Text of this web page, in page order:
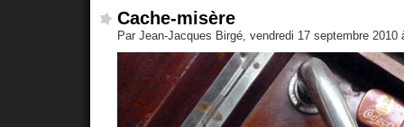
Cache-misère
Par Jean-Jacques Birgé, vendredi 17 septembre 2010